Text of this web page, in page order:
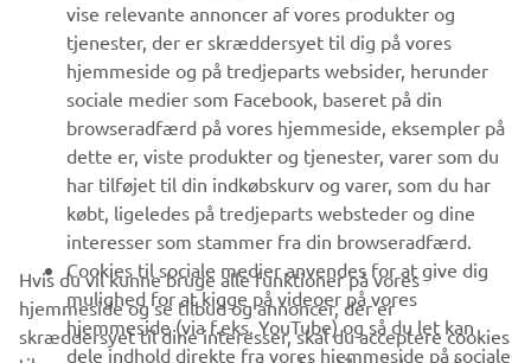
MERE YAMAHA
SUPPORT
NYHEDSBREV
Vær den første til at få besked om de seneste tilbud, særlige
arrangementer, nye udgivelser og meget mere.
vise relevante annoncer af vores produkter og
tjenester, der er skræddersyet til dig på vores
hjemmeside og på tredjeparts websider, herunder
sociale medier som Facebook, baseret på din
browseradfærd på vores hjemmeside, eksempler på
dette er, viste produkter og tjenester, varer som du
har tilføjet til din indkøbskurv og varer, som du har
købt, ligeledes på tredjeparts websteder og dine
interesser som stammer fra din browseradfærd.
Cookies til sociale medier anvendes for at give dig
mulighed for at kigge på videoer på vores
hjemmeside (via f.eks. YouTube) og så du let kan
dele indhold direkte fra vores hjemmeside på sociale
Hvis du vil kunne bruge alle funktioner på vores
hjemmeside og se tilbud og annoncer, der er
skræddersyet til dine interesser, skal du acceptere cookies